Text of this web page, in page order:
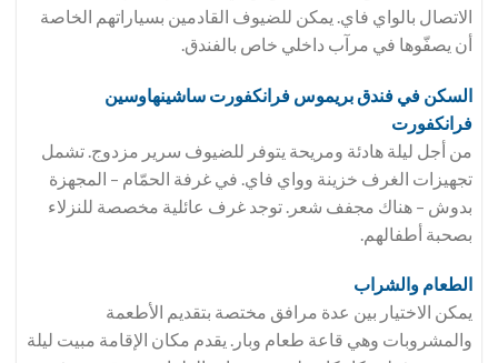
الاتصال بالواي فاي. يمكن للضيوف القادمين بسياراتهم الخاصة
أن يصفّوها في مرآب داخلي خاص بالفندق.
السكن في فندق بريموس فرانكفورت ساشينهاوسين
فرانكفورت
من أجل ليلة هادئة ومريحة يتوفر للضيوف سرير مزدوج. تشمل
تجهيزات الغرف خزينة وواي فاي. في غرفة الحمّام – المجهزة
بدوش – هناك مجفف شعر. توجد غرف عائلية مخصصة للنزلاء
بصحبة أطفالهم.
الطعام والشراب
يمكن الاختيار بين عدة مرافق مختصة بتقديم الأطعمة
والمشروبات وهي قاعة طعام وبار. يقدم مكان الإقامة مبيت ليلة